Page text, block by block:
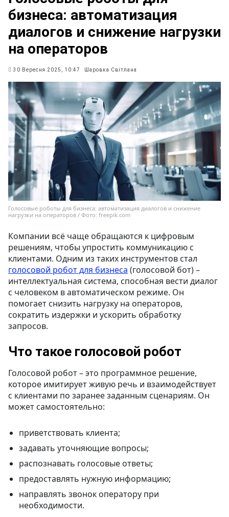
бизнеса: автоматизация
диалогов и снижение нагрузки
на операторов
30 Вересня 2025, 10:47 Шаровка Світлана
Голосовые роботы для бизнеса: автоматизация диалогов и снижение
нагрузки на операторов / Фото: freepik.com
Компании всё чаще обращаются к цифровым
решениям, чтобы упростить коммуникацию с
клиентами. Одним из таких инструментов стал
голосовой робот для бизнеса (голосовой бот) –
интеллектуальная система, способная вести диалог
с человеком в автоматическом режиме. Он
помогает снизить нагрузку на операторов,
сократить издержки и ускорить обработку
запросов.
Что такое голосовой робот
Голосовой робот – это программное решение,
которое имитирует живую речь и взаимодействует
с клиентами по заранее заданным сценариям. Он
может самостоятельно:
приветствовать клиента;
задавать уточняющие вопросы;
распознавать голосовые ответы;
предоставлять нужную информацию;
направлять звонок оператору при
необходимости.